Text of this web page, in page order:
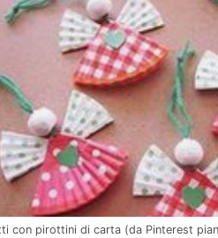
con pirottini di carta (da Pinterest